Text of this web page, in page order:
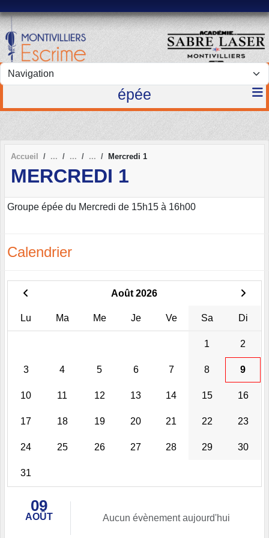
épée
Accueil Mercredi 1
MERCREDI 1
Groupe épée du Mercredi de 15h15 à 16h00
Calendrier
Août 2026
Lu Ma Me Je Ve Sa Di
1 2
3 4 5 6 7 8 9
10 11 12 13 14 15 16
17 18 19 20 21 22 23
24 25 26 27 28 29 30
31
09
AOÛT Aucun évènement aujourd'hui